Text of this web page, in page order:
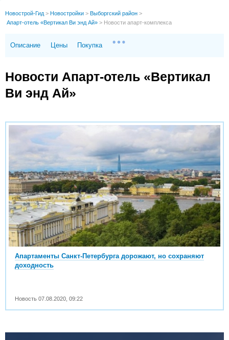
Новострой-Гид > Новостройки > Выборгский район >
Апарт-отель «Вертикал Ви энд Ай» > Новости апарт-комплекса
Описание Цены Покупка
Новости Апарт-отель «Вертикал
Ви энд Ай»
Апартаменты Санкт-Петербурга дорожают, но сохраняют
доходность
Новость07.08.2020 ,09:22